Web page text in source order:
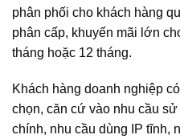
phân phối cho khách hàng
phân cấp, khuyến mãi lớn
tháng hoặc 12 tháng.
Khách hàng doanh nghiệp
chọn, căn cứ vào nhu cầu
chính, nhu cầu dùng IP tĩnh,